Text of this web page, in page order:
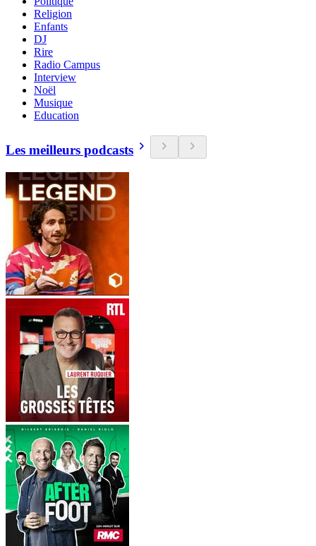
Religion
Enfants
DJ
Rire
Radio Campus
Interview
Noël
Musique
Education
Les meilleurs podcasts